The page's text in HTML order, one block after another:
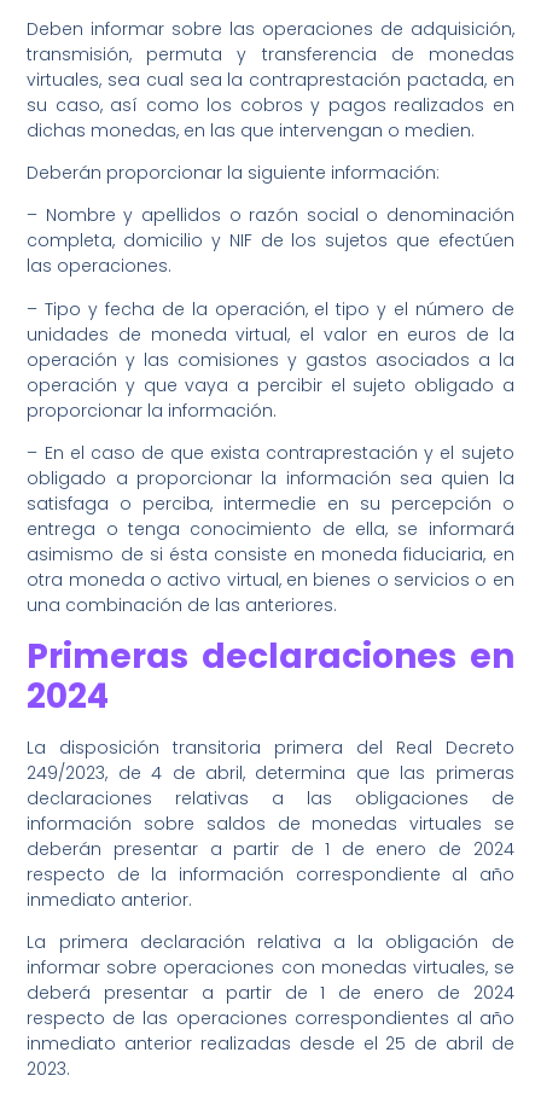
Deben informar sobre las operaciones de adquisición,
transmisión, permuta y transferencia de monedas
virtuales, sea cual sea la contraprestación pactada, en
su caso, así como los cobros y pagos realizados en
dichas monedas, en las que intervengan o medien.
Deberán proporcionar la siguiente información:
– Nombre y apellidos o razón social o denominación
completa, domicilio y NIF de los sujetos que efectúen
las operaciones.
– Tipo y fecha de la operación, el tipo y el número de
unidades de moneda virtual, el valor en euros de la
operación y las comisiones y gastos asociados a la
operación y que vaya a percibir el sujeto obligado a
proporcionar la información.
– En el caso de que exista contraprestación y el sujeto
obligado a proporcionar la información sea quien la
satisfaga o perciba, intermedie en su percepción o
entrega o tenga conocimiento de ella, se informará
asimismo de si ésta consiste en moneda fiduciaria, en
otra moneda o activo virtual, en bienes o servicios o en
una combinación de las anteriores.
Primeras declaraciones en
2024
La disposición transitoria primera del Real Decreto
249/2023, de 4 de abril, determina que las primeras
declaraciones relativas a las obligaciones de
información sobre saldos de monedas virtuales se
deberán presentar a partir de 1 de enero de 2024
respecto de la información correspondiente al año
inmediato anterior.
La primera declaración relativa a la obligación de
informar sobre operaciones con monedas virtuales, se
deberá presentar a partir de 1 de enero de 2024
respecto de las operaciones correspondientes al año
inmediato anterior realizadas desde el 25 de abril de
2023.